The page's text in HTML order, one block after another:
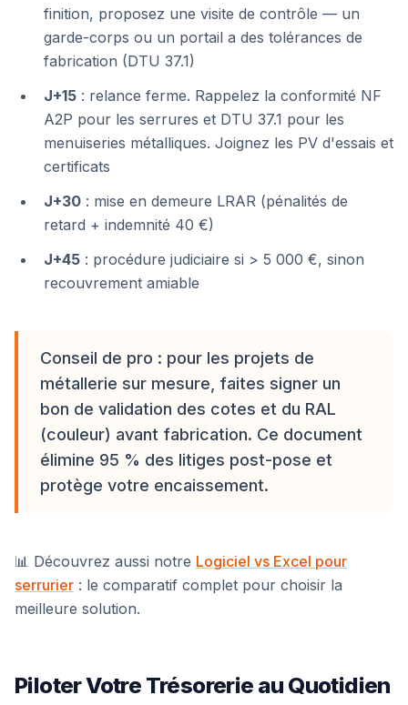
finition, proposez une visite de contrôle — un
garde-corps ou un portail a des tolérances de
fabrication (DTU 37.1)
J+15 : relance ferme. Rappelez la conformité NF
A2P pour les serrures et DTU 37.1 pour les
menuiseries métalliques. Joignez les PV d'essais et
certificats
J+30 : mise en demeure LRAR (pénalités de
retard + indemnité 40 €)
J+45 : procédure judiciaire si > 5 000 €, sinon
recouvrement amiable
Conseil de pro : pour les projets de
métallerie sur mesure, faites signer un
bon de validation des cotes et du RAL
(couleur) avant fabrication. Ce document
élimine 95 % des litiges post-pose et
protège votre encaissement.
📊 Découvrez aussi notre Logiciel vs Excel pour
serrurier : le comparatif complet pour choisir la
meilleure solution.
Piloter Votre Trésorerie au Quotidien